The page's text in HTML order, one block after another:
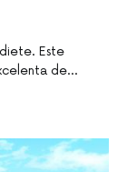
Este
de…